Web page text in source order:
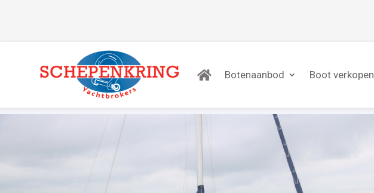
Botenaanbod Boot verkopen